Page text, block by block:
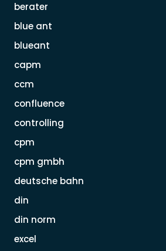
berater
blue ant
blueant
capm
ccm
confluence
controlling
cpm
cpm gmbh
deutsche bahn
din
din norm
excel